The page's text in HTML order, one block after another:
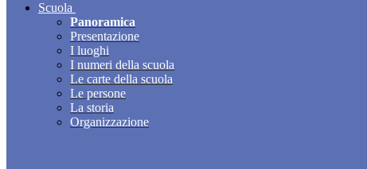
Scuola
Panoramica
Presentazione
I luoghi
I numeri della scuola
Le carte della scuola
Le persone
La storia
Organizzazione